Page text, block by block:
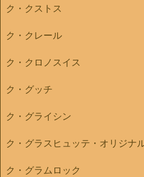
ク・クストス
ク・クレール
ク・クロノスイス
ク・グッチ
ク・グライシン
ク・グラスヒュッテ・オリジナ
ク・グラムロック